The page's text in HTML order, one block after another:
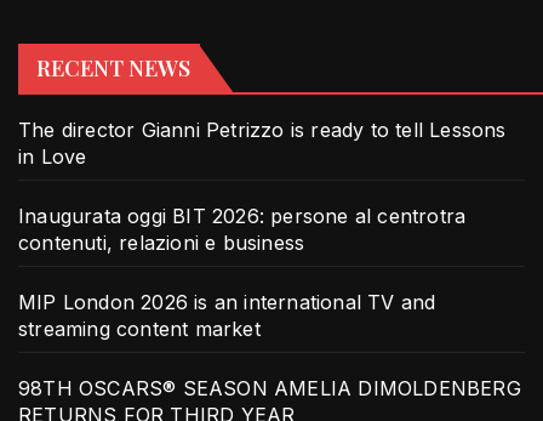
RECENT NEWS
The director Gianni Petrizzo is ready to tell Lessons
in Love
Inaugurata oggi BIT 2026: persone al centrotra
contenuti, relazioni e business
MIP London 2026 is an international TV and
streaming content market
98TH OSCARS® SEASON AMELIA DIMOLDENBERG
RETURNS FOR THIRD YEAR